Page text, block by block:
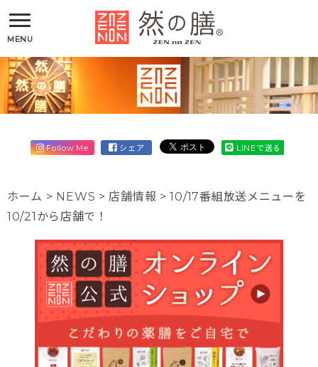
MENU
Follow Me シェア LINEで送る
ホーム > NEWS >店舗情報 >10/17番組放送メニューを
10/21から店舗で！